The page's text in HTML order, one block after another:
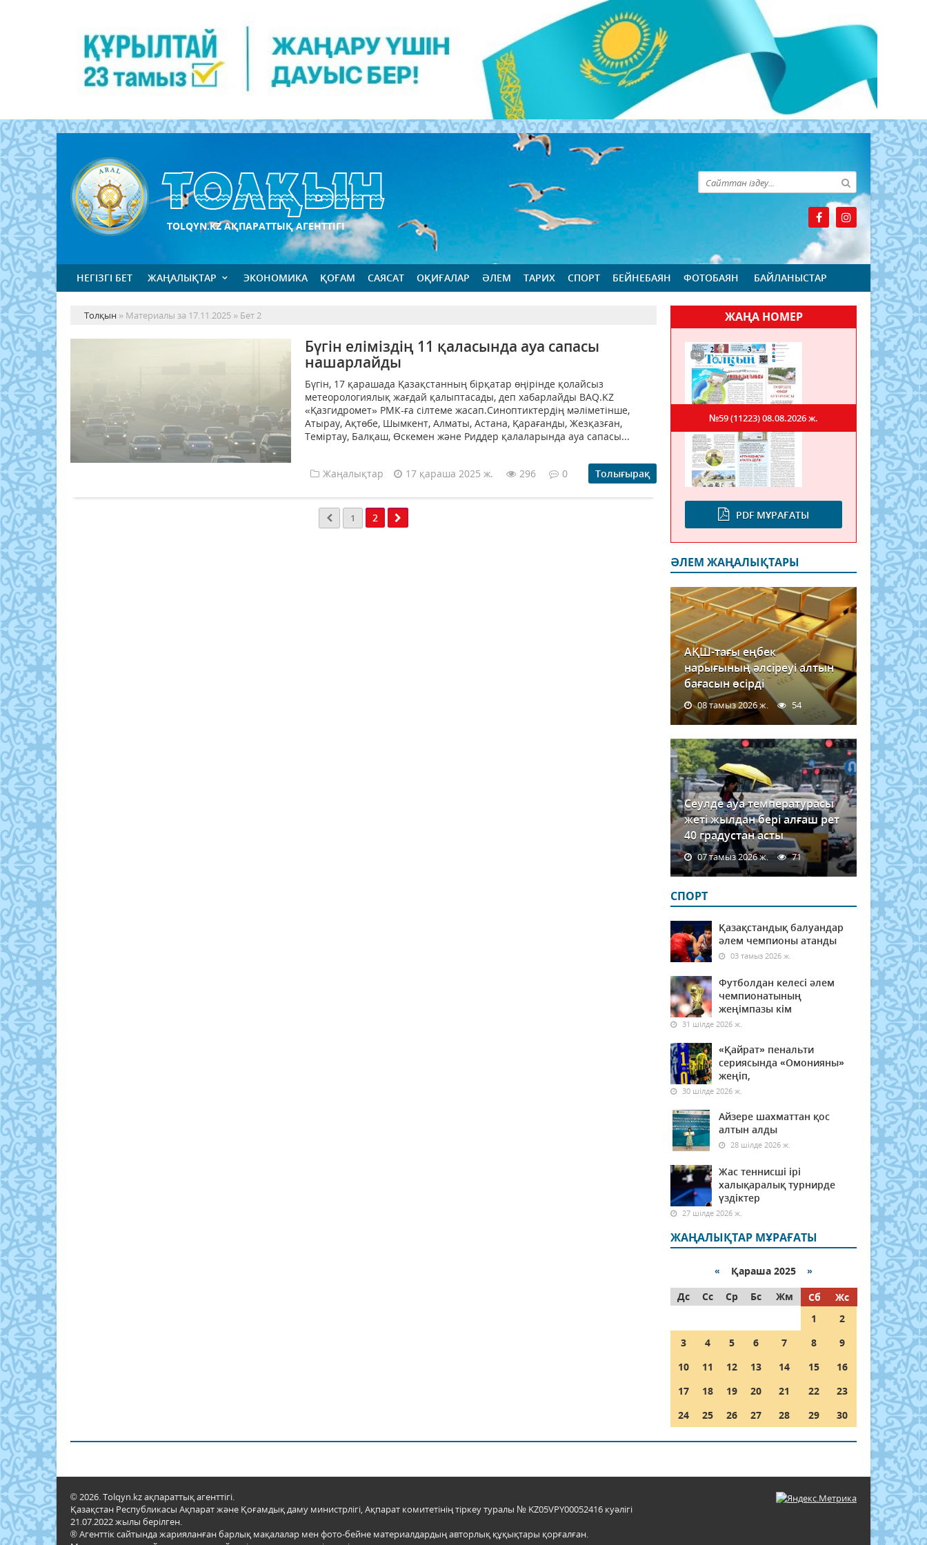
TOLQYN.KZ АҚПАРАТТЫҚ АГЕНТТІГІ
НЕГІЗГІ БЕТ ЖАҢАЛЫҚТАР ЭКОНОМИКА ҚОҒАМ САЯСАТ ОҚИҒАЛАР ӘЛЕМ ТАРИХ СПОРТ БЕЙНЕБАЯН ФОТОБАЯН БАЙЛАНЫСТАР
Толқын » Материалы за 17.11.2025 » Бет 2
Бүгін еліміздің 11 қаласында ауа сапасы
нашарлайды
Бүгін, 17 қарашада Қазақстанның бірқатар өңірінде қолайсыз
метеорологиялық жағдай қалыптасады, деп хабарлайды BAQ.KZ
«Қазгидромет» РМК-ға сілтеме жасап.Синоптиктердің мәліметінше,
Атырау, Ақтөбе, Шымкент, Алматы, Астана, Қарағанды, Жезқазған,
Теміртау, Балқаш, Өскемен және Риддер қалаларында ауа сапасы...
Жаңалықтар 17 қараша 2025 ж. 296 0 Толығырақ
1 2
ЖАҢА НОМЕР
PDF МҰРАҒАТЫ
№59 (11223)08.08.2026 ж.
ӘЛЕМ ЖАҢАЛЫҚТАРЫ
АҚШ-тағы еңбек
нарығының әлсіреуі алтын
бағасын өсірді
08 тамыз 2026 ж. 54
Сеулде ауа температурасы
жеті жылдан бері алғаш рет
40 градустан асты
07 тамыз 2026 ж. 71
СПОРТ
Қазақстандық балуандар
әлем чемпионы атанды
03 тамыз 2026 ж.
Футболдан келесі әлем
чемпионатының
жеңімпазы кім
31 шілде 2026 ж.
«Қайрат» пенальти
сериясында «Омонияны»
жеңіп,
30 шілде 2026 ж.
Айзере шахматтан қос
алтын алды
28 шілде 2026 ж.
Жас теннисші ірі
халықаралық турнирде
үздіктер
27 шілде 2026 ж.
ЖАҢАЛЫҚТАР МҰРАҒАТЫ
« Қараша 2025 »
Дс
Сс Ср Бс Жм Сб
Жс
1
2
3
4 5 6 7 8
9
10
11 12 13 14 15
16
17
18 19 20 21 22
23
24
25 26 27 28 29 30
© 2026. Tolqyn.kz ақпараттық агенттігі.
Қазақстан Республикасы Ақпарат және Қоғамдық даму министрлігі, Ақпарат комитетінің тіркеу туралы № KZ05VPY00052416 куәлігі
21.07.2022 жылы берілген.
® Агенттік сайтында жарияланған барлық мақалалар мен фото-бейне материалдардың авторлық құқықтары қорғалған.